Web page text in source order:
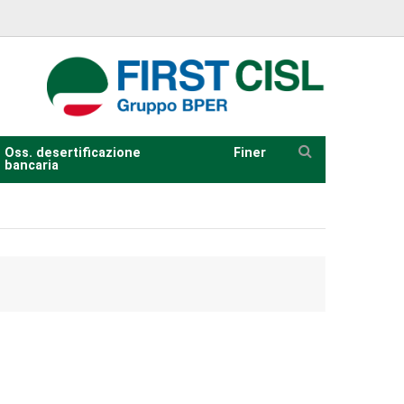
Oss. desertificazione
bancaria
Finer